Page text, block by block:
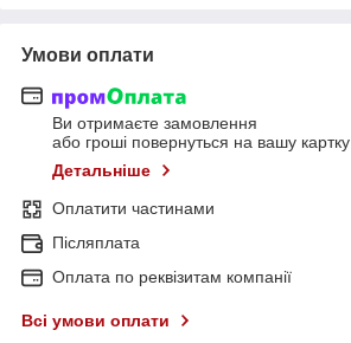
Умови оплати
Ви отримаєте замовлення
або гроші повернуться на вашу картку
Детальніше
Оплатити частинами
Післяплата
Оплата по реквізитам компанії
Всі умови оплати